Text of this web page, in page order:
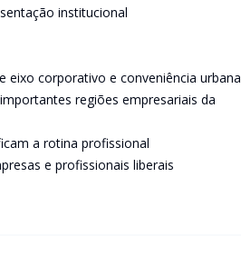
institucional
eixo corporativo e conveniência urbana
regiões empresariais da
a rotina profissional
e profissionais liberais